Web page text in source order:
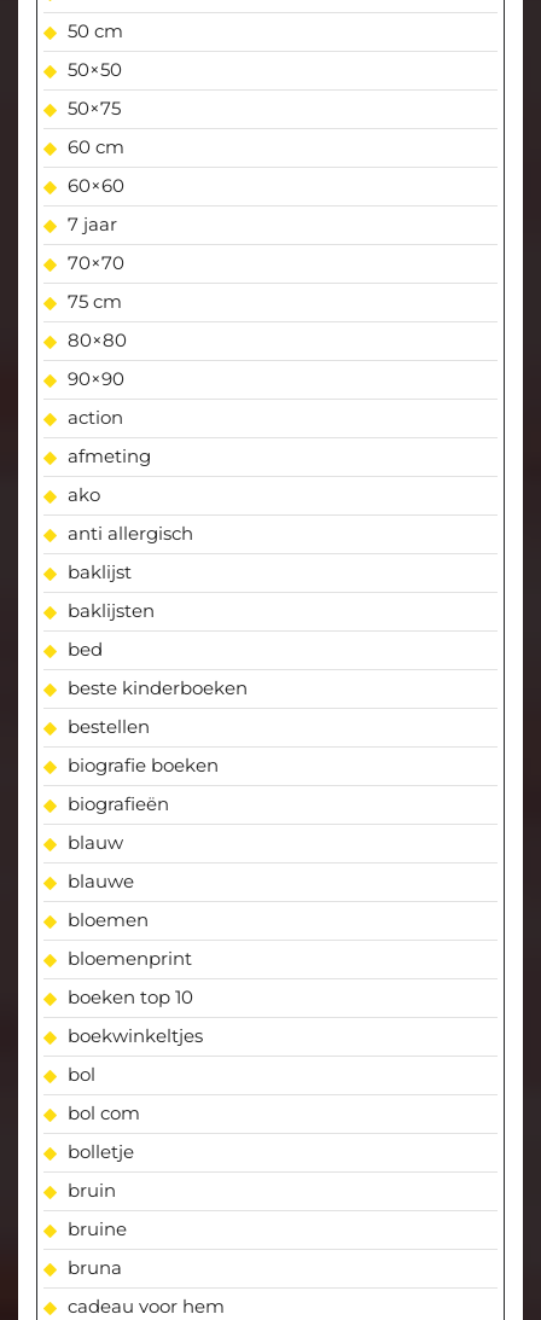
50 cm
50×50
50×75
60 cm
60×60
7 jaar
70×70
75 cm
80×80
90×90
action
afmeting
ako
anti allergisch
baklijst
baklijsten
bed
beste kinderboeken
bestellen
biografie boeken
biografieën
blauw
blauwe
bloemen
bloemenprint
boeken top 10
boekwinkeltjes
bol
bol com
bolletje
bruin
bruine
bruna
cadeau voor hem